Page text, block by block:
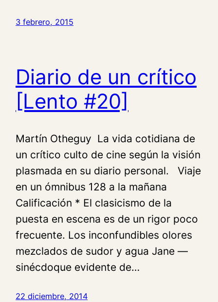
3 febrero, 2015
Diario de un crítico
[Lento #20]
Martín Otheguy La vida cotidiana de
un crítico culto de cine según la visión
plasmada en su diario personal. Viaje
en un ómnibus 128 a la mañana
Calificación * El clasicismo de la
puesta en escena es de un rigor poco
frecuente. Los inconfundibles olores
mezclados de sudor y agua Jane —
sinécdoque evidente de…
22 diciembre, 2014